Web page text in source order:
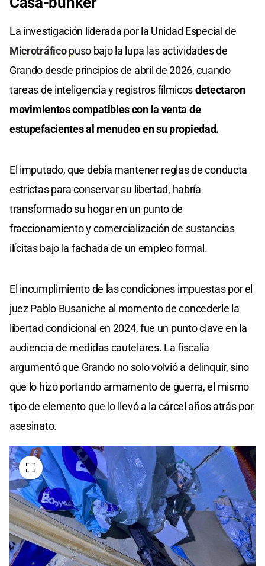
La investigación liderada por la Unidad Especial de
Microtráficopuso bajo la lupa las actividades de
Grando desde principios de abril de 2026, cuando
tareas de inteligencia y registros fílmicosdetectaron
movimientos compatibles con la venta de
estupefacientes al menudeo en su propiedad.
El imputado, que debía mantener reglas de conducta
estrictas para conservar su libertad, habría
transformado su hogar en un punto de
fraccionamiento y comercialización de sustancias
ilícitas bajo la fachada de un empleo formal.
El incumplimiento de las condiciones impuestas por el
juez Pablo Busaniche al momento de concederle la
libertad condicional en 2024, fue un punto clave en la
audiencia de medidas cautelares. La fiscalía
argumentó que Grando no solo volvió a delinquir, sino
que lo hizo portando armamento de guerra, el mismo
tipo de elemento que lo llevó a la cárcel años atrás por
asesinato.